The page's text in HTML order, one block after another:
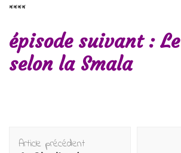
****
épisode suivant :
selon la Smala
Navigation
Article précédent